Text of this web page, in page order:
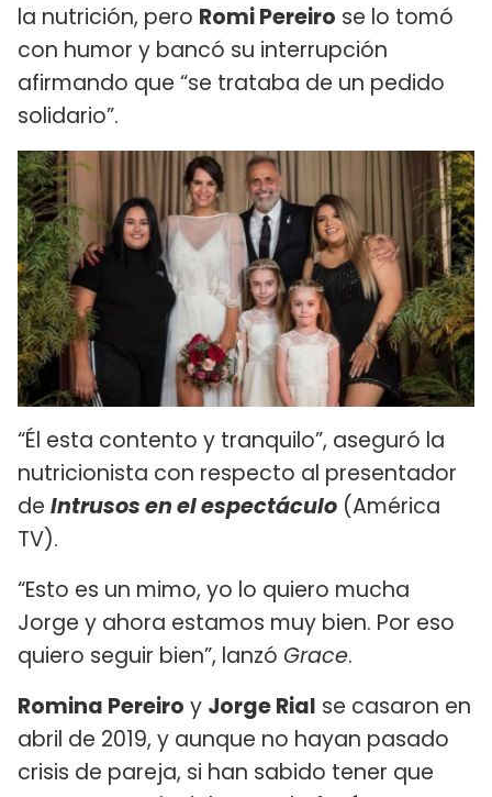
la nutrición, pero Romi Pereiro se lo tomó
con humor y bancó su interrupción
afirmando que “se trataba de un pedido
solidario”.
“Él esta contento y tranquilo”, aseguró la
nutricionista con respecto al presentador
de Intrusos en el espectáculo (América
TV).
“Esto es un mimo, yo lo quiero mucha
Jorge y ahora estamos muy bien. Por eso
quiero seguir bien”, lanzó Grace.
Romina Pereiro y Jorge Rial se casaron en
abril de 2019, y aunque no hayan pasado
crisis de pareja, si han sabido tener que